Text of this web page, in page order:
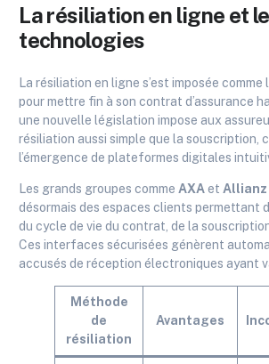
La résiliation en ligne et
technologies
La résiliation en ligne s’est imposée comme
pour mettre fin à son contrat d’assurance
une nouvelle législation impose aux
résiliation aussi simple que la souscription,
l’émergence de plateformes digitales
Les grands groupes comme AXAet Allianz
désormais des espaces clients permettant
du cycle de vie du contrat, de la
Ces interfaces sécurisées génèrent
accusés de réception électroniques ayant
Méthode
de
résiliation
Avantages